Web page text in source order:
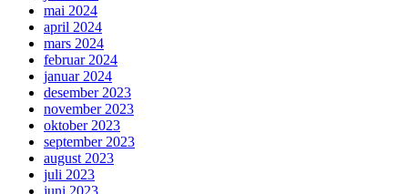
mai 2024
april 2024
mars 2024
februar 2024
januar 2024
desember 2023
november 2023
oktober 2023
september 2023
august 2023
juli 2023